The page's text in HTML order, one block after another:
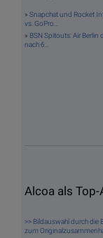
» Snapchat und Rocket
vs. GoPro...
» BSN Spitouts: Air Berlin
nach 6...
Alcoa als
>> Bildauswahl durch die
zum